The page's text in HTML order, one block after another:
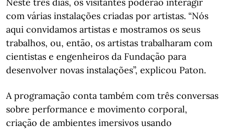
com várias instalações criadas por artistas. “Nós
aqui convidamos artistas e mostramos os seus
trabalhos, ou, então, os artistas trabalharam com
cientistas e engenheiros da Fundação para
desenvolver novas instalações”, explicou Paton.
A programação conta também com três conversas
sobre performance e movimento corporal,
criação de ambientes imersivos usando